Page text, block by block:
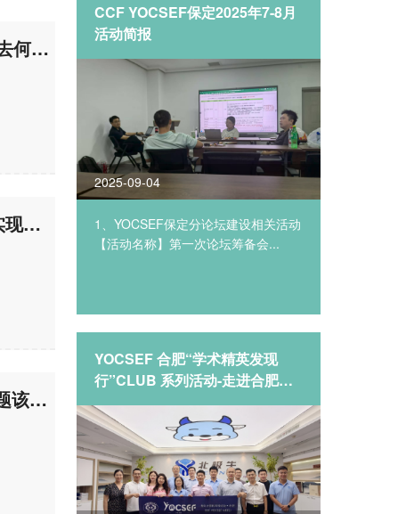
预告 | CCF YOCSEF济南观点论坛“AI协同学习时代:教学评价该何去何从?”
预告|YOCSEF济南技术论坛：未来推荐 大模型时代下个性化推荐实现路径探索
预告|YOCSEF济南观点论坛: “毕业即失业”，高校毕业生的就业难题该如何破解?
CCF YOCSEF保定2025年7-8月
活动简报
2025-09-04
1、YOCSEF保定分论坛建设相关活动
【活动名称】第一次论坛筹备会...
YOCSEF 合肥“学术精英发现
行”CLUB 系列活动-走进合肥北
极牛科技有限公司